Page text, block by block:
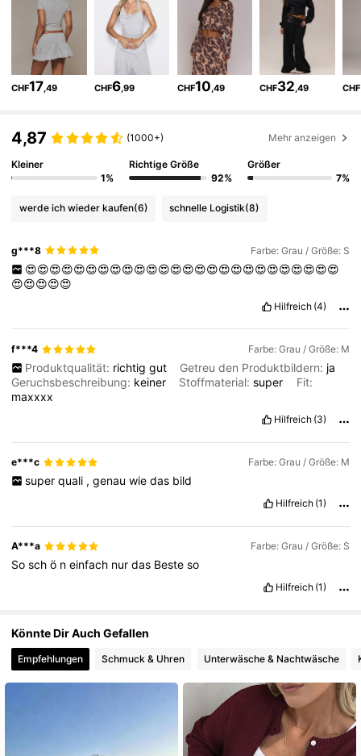
4.3M Follower
4.3M Follower
4.3M Follower
4,83 4.3M Follower
4,83 4.3M Follower
CHF17,49 CHF6,99 CHF10,49 CHF32,49 CHF
4,87 (1000+) Mehr anzeigen
Kleiner
1%
Richtige Größe
92%
Größer
7%
werde ich wieder kaufen(6) schnelle Logistik(8)
g***8 Farbe: Grau / Größe: S
😍😍😍😍😍😍😍😍😍😍😍😍😍😍😍😍😍😍😍😍😍😍😍😍😍😍
😍😍😍😍😍
Hilfreich (4)
f***4 Farbe: Grau / Größe: M
Produktqualität: richtig gut Getreu den Produktbildern: ja
Geruchsbeschreibung: keiner Stoffmaterial:super
Fit:
maxxxx
Hilfreich (3)
e***c Farbe: Grau / Größe: M
super quali , genau wie das bild
Hilfreich (1)
A***a Farbe: Grau / Größe: S
Soschö neinfach nurdas Besteso
Hilfreich (1)
Könnte Dir Auch Gefallen
Empfehlungen Schmuck & Uhren Unterwäsche & Nachtwäsche